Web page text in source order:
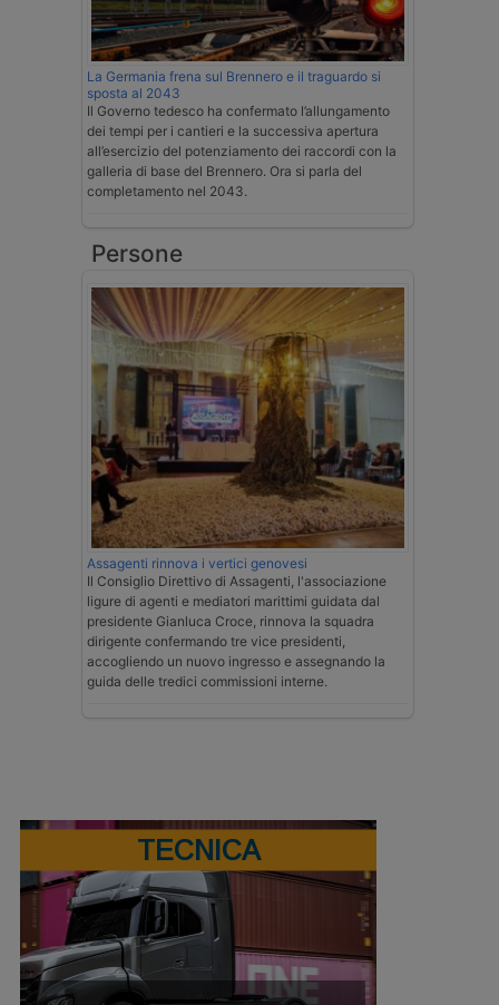
La Germania frena sul Brennero e il traguardo si
sposta al 2043
Il Governo tedesco ha confermato l’allungamento
dei tempi per i cantieri e la successiva apertura
all’esercizio del potenziamento dei raccordi con la
galleria di base del Brennero. Ora si parla del
completamento nel 2043.
Persone
Assagenti rinnova i vertici genovesi
Il Consiglio Direttivo di Assagenti, l'associazione
ligure di agenti e mediatori marittimi guidata dal
presidente Gianluca Croce, rinnova la squadra
dirigente confermando tre vice presidenti,
accogliendo un nuovo ingresso e assegnando la
guida delle tredici commissioni interne.
TECNICA